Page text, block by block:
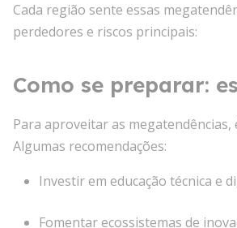
Cada região sente essas
perdedores e riscos principais:
Como se preparar:
Para aproveitar as
Algumas recomendações:
Investir em educação técnica e
Fomentar ecossistemas de